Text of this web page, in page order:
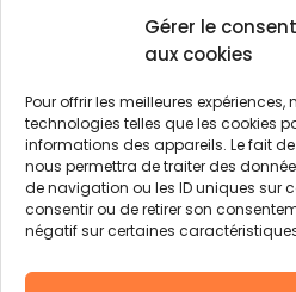
Gérer le
aux cookies
Pour offrir les meilleures
technologies telles que les cookies
informations des appareils. Le fait
nous permettra de traiter des
de navigation ou les ID uniques sur
consentir ou de retirer son
négatif sur certaines
Économie locale
Agriculture
Filière bois
Environnement
Aides aux entreprises
Aides aux associations